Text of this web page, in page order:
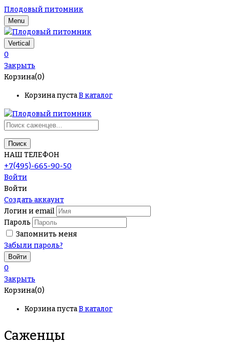
Плодовый питомник
Menu
Vertical
0
Закрыть
Корзина(0)
Корзина пустаВ каталог
Поиск
НАШ ТЕЛЕФОН
+7(495)-665-90-50
Войти
Войти
Создать аккаунт
Логин и email
Пароль
Запомнить меня
Забыли пароль?
0
Закрыть
Корзина(0)
Корзина пустаВ каталог
Саженцы